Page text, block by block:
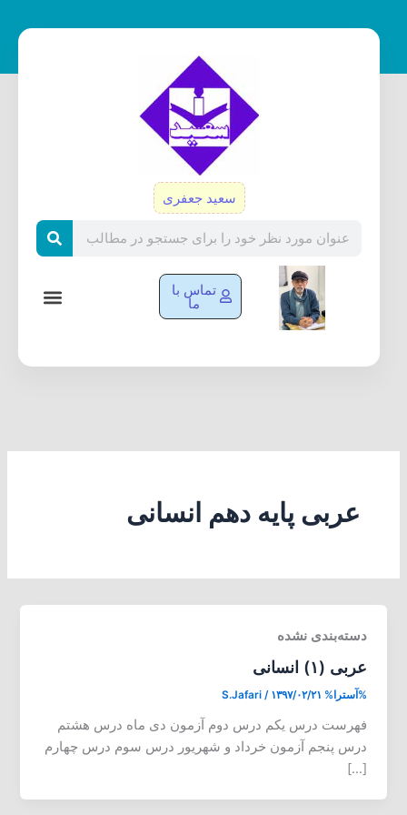
سعید جعفری
تماس با
ما
عربی پایه دهم انسانی
دسته‌بندی نشده
عربی (۱) انسانی
%آسترا% S.Jafari / ۱۳۹۷/۰۲/۲۱
فهرست درس یکم درس دوم آزمون دی ماه درس هشتم
درس پنجم آزمون خرداد و شهریور درس سوم درس چهارم
[…]